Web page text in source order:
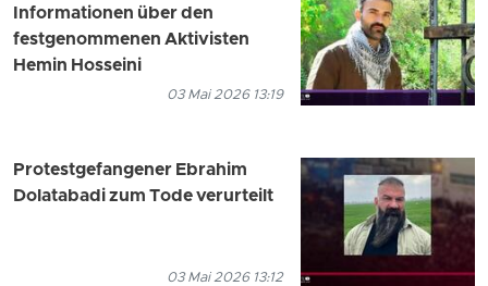
Informationen über den
festgenommenen Aktivisten
Hemin Hosseini
03 Mai 2026 13:19
Protestgefangener Ebrahim
Dolatabadi zum Tode verurteilt
03 Mai 2026 13:12